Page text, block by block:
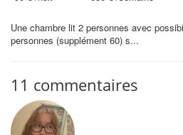
Une chambre lit 2 personnes avec
personnes (supplément 60) s...
11 commentaires